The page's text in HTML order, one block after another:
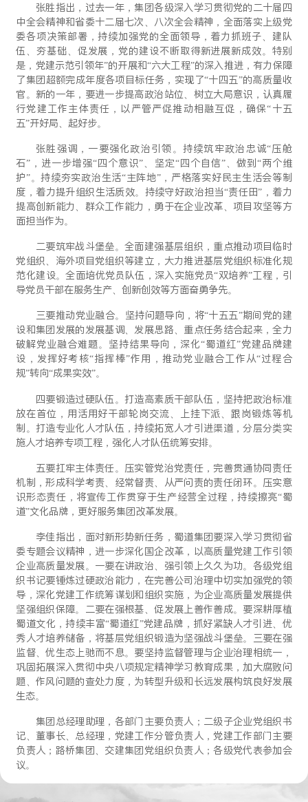
张胜指出，过去一年，集团各级深入学习贯彻党的二十届四
中全会精神和省委十二届七次、八次全会精神，全面落实上级党
委各项决策部署，持续加强党的全面领导，着力抓班子、建队
伍、夯基础、促发展，党的建设不断取得新进展新成效。特别
是，党建示范引领年”的开展和“六大工程”的深入推进，有力保障
了集团超额完成年度各项目标任务，实现了“十四五”的高质量收
官。新的一年，要进一步提高政治站位、树立大局意识，认真履
行党建工作主体责任，以严管严促推动相融互促，确保“十五
五”开好局、起好步。
张胜强调，一要强化政治引领。持续筑牢政治忠诚“压舱
石”，进一步增强“四个意识”、坚定“四个自信”、做到“两个维
护”。持续夯实政治生活“主阵地”，严格落实好民主生活会等制
度，着力提升组织生活质效。持续守好政治担当“责任田”，着力
提高创新能力、群众工作能力，勇于在企业改革、项目攻坚等方
面担当作为。
二要筑牢战斗堡垒。全面建强基层组织，重点推动项目临时
党组织、海外项目党组织等建立，大力推进基层党组织标准化规
范化建设。全面培优党员队伍，深入实施党员“双培养”工程，引
导党员干部在服务生产、创新创效等方面奋勇争先。
三要推动党业融合。坚持问题导向，将“十五五”期间党的建
设和集团发展的发展基调、发展思路、重点任务结合起来，全力
破解党业融合难题。坚持结果导向，深化“蜀道红”党建品牌建
设，发挥好考核“指挥棒”作用，推动党业融合工作从“过程合
规”转向“成果实效”。‌
四要锻造过硬队伍。打造高素质干部队伍，坚持把政治标准
放在首位，用活用好干部轮岗交流、上挂下派、跟岗锻炼等机
制。打造专业化人才队伍，持续拓宽人才引进渠道，分层分类实
施人才培养专项工程，强化人才队伍统筹安排。
五要扛牢主体责任。压实管党治党责任，完善贯通协同责任
机制，形成科学考责、经常督责、从严问责的责任闭环。压实意
识形态责任，将宣传工作贯穿于生产经营全过程，持续擦亮“蜀
道”文化品牌，更好服务集团改革发展。
李佳指出，面对新形势新任务，蜀道集团要深入学习贯彻省
委专题会议精神，进一步深化国企改革，以高质量党建工作引领
企业高质量发展。一要在讲政治、强引领上久久为功。各级党组
织书记要锤炼过硬政治能力，在完善公司治理中切实加强党的领
导，深化党建工作统筹谋划和组织实施，为企业高质量发展提供
坚强组织保障。二要在强根基、促发展上善作善成。要深耕厚植
蜀道文化，持续丰富“蜀道红”党建品牌，抓好紧缺人才引进、优
秀人才培养储备，将基层党组织锻造为坚强战斗堡垒。三要在强
监督、优生态上驰而不息。要坚持监督管理与企业治理相统一，
巩固拓展深入贯彻中央八项规定精神学习教育成果，加大腐败问
题、作风问题的查处力度，为转型升级和长远发展构筑良好发展
生态。
集团总经理助理，各部门主要负责人；二级子企业党组织书
记、董事长、总经理，党建工作分管负责人，党建工作部门主要
负责人；路桥集团、交建集团党组织负责人；各级党代表参加会
议。